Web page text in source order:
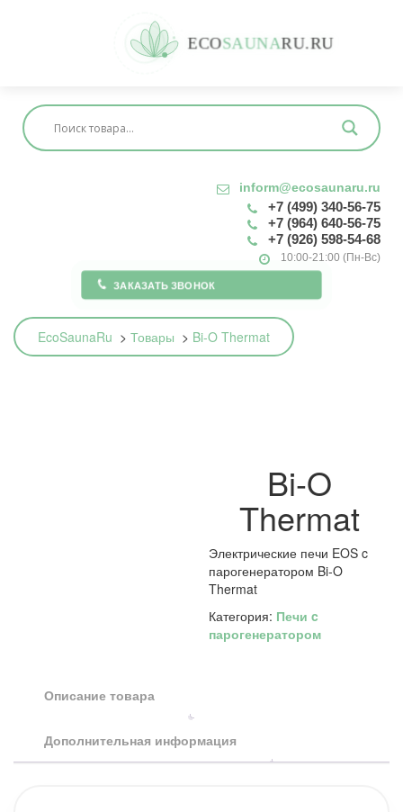
ECOSAUNARU.RU
inform@ecosaunaru.ru
+7 (499) 340-56-75
+7 (964) 640-56-75
+7 (926) 598-54-68
10:00-21:00 (Пн-Вс)
ЗАКАЗАТЬ ЗВОНОК
EcoSaunaRu > Товары > Bi-O Thermat
Bi-O
Thermat
Электрические печи EOS c
парогенератором Bi-O
Thermat
Категория: Печи c
парогенератором
Описание товара
Дополнительная информация